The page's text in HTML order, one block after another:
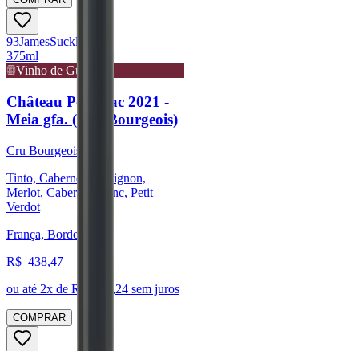
93JamesSuckling
375ml
Vinho de Guarda
Château Potensac 2021 -
Meia gfa. (Cru Bourgeois)
Cru Bourgeois
Tinto, Cabernet Sauvignon,
Merlot, Cabernet Franc, Petit
Verdot
França, Bordeaux
R$ 438,47
ou até 2x de R$ 219,24 sem juros
COMPRAR